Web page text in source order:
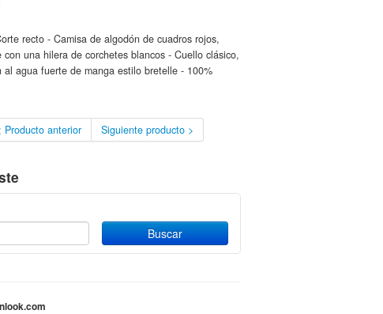
recto - Camisa de algodón de cuadros rojos,
una hilera de corchetes blancos - Cuello clásico,
agua fuerte de manga estilo bretelle - 100%
Producto anterior Siguiente producto >